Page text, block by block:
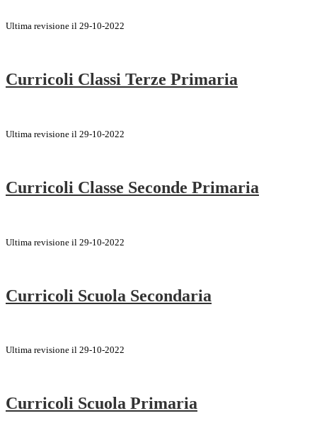
Ultima revisione il 29-10-2022
Curricoli Classi Terze Primaria
Ultima revisione il 29-10-2022
Curricoli Classe Seconde Primaria
Ultima revisione il 29-10-2022
Curricoli Scuola Secondaria
Ultima revisione il 29-10-2022
Curricoli Scuola Primaria